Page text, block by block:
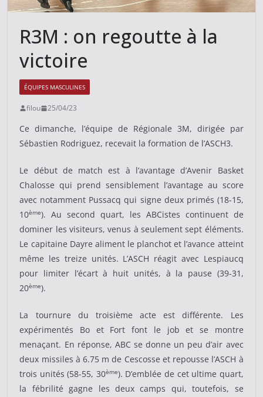
R3M : on regoutte à la
victoire
ÉQUIPES MASCULINES
filou 25/04/23
Ce dimanche, l’équipe de Régionale 3M, dirigée par
Sébastien Rodriguez, recevait la formation de l’ASCH3.
Le début de match est à l’avantage d’Avenir Basket
Chalosse qui prend sensiblement l’avantage au score
avec notamment Pussacq qui signe deux primés (18-15,
10ème). Au second quart, les ABCistes continuent de
dominer les visiteurs, venus à seulement sept éléments.
Le capitaine Dayre aliment le planchot et l’avance atteint
même les treize unités. L’ASCH réagit avec Lespiaucq
pour limiter l’écart à huit unités, à la pause (39-31,
20ème).
La tournure du troisième acte est différente. Les
expérimentés Bo et Fort font le job et se montre
menaçant. En réponse, ABC se donne un peu d’air avec
deux missiles à 6.75 m de Cescosse et repousse l’ASCH à
trois unités (58-55, 30ème). D’emblée de cet ultime quart,
la fébrilité gagne les deux camps qui, toutefois, se